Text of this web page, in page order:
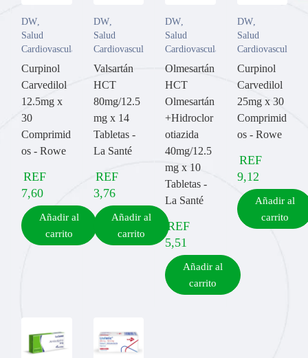
DW
Salud
Cardiovascular
Curpinol
Carvedilol
12.5mg x
30
Comprimid
os - Rowe
REF
7,60
Añadir al
carrito
DW,
Salud
Cardiovascular
Valsartán
HCT
80mg/12.5
mg x 14
Tabletas -
La Santé
REF
3,76
Añadir al
carrito
DW
Salud
Cardiovascular
Olmesartán
HCT
Olmesartán
+Hidroclor
otiazida
40mg/12.5
mg x 10
Tabletas -
La Santé
REF
5,51
Añadir al
carrito
DW,
Salud
Cardiovascular
Curpinol
Carvedilol
25mg x 30
Comprimid
os - Rowe
REF
9,12
Añadir al
carrito